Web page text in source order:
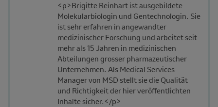
<p>Brigitte Reinhart ist ausgebildete
Molekularbiologin und Gentechnologin. Sie
ist sehr erfahren in angewandter
medizinischer Forschung und arbeitet seit
mehr als 15 Jahren in medizinischen
Abteilungen grosser pharmazeutischer
Unternehmen. Als Medical Services
Manager von MSD stellt sie die Qualität
und Richtigkeit der hier veröffentlichten
Inhalte sicher.</p>